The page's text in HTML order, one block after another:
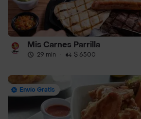
Mis Carnes Parrilla
29 min · $ 6500
Envío Gratis